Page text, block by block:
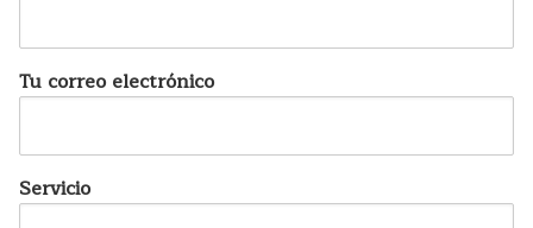
Tu correo electrónico
Servicio